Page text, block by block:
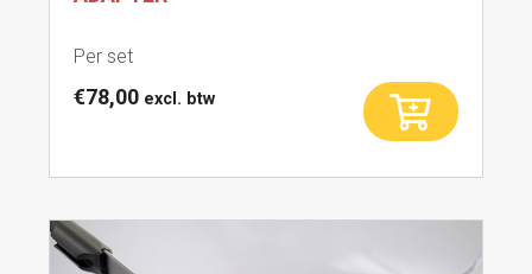
Per set
€78,00 excl. btw